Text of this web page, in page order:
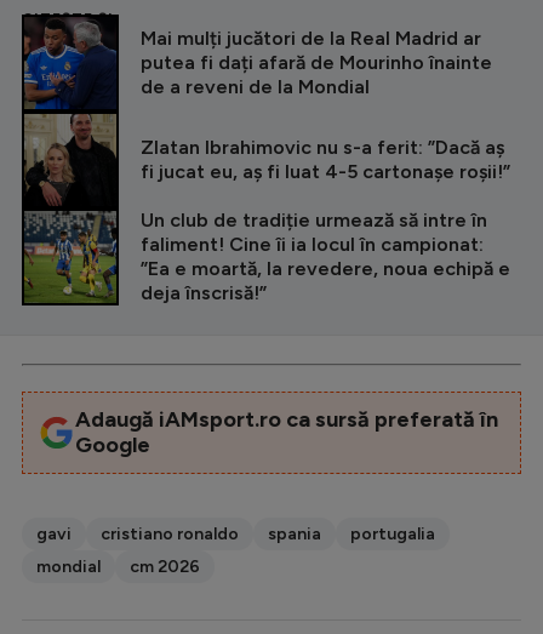
CITEȘTE ȘI
Mai mulți jucători de la Real Madrid ar
putea fi dați afară de Mourinho înainte
de a reveni de la Mondial
Zlatan Ibrahimovic nu s-a ferit: ”Dacă aș
fi jucat eu, aș fi luat 4-5 cartonașe roșii!”
Un club de tradiție urmează să intre în
faliment! Cine îi ia locul în campionat:
”Ea e moartă, la revedere, noua echipă e
deja înscrisă!”
Adaugă iAMsport.ro ca sursă preferată în
Google
gavi cristiano ronaldo spania
portugalia
mondial
cm 2026